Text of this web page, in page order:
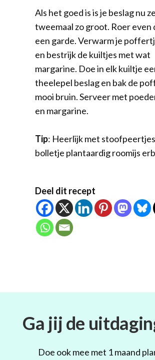
Als het goed is is je beslag nu
tweemaal zo groot. Roer even
een garde. Verwarm je
en bestrijk de kuiltjes met wat
margarine. Doe in elk kuiltje
theelepel beslag en bak de
mooi bruin. Serveer met
en margarine.
Tip: Heerlijk met
bolletje plantaardig roomijs
Deel dit recept
Ga jij de
Doe ook mee met 1 maand